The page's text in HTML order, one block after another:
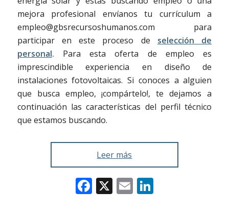
mejora profesional envíanos tu currículum a
empleo@gbsrecursoshumanos.com para
participar en este proceso de selección de
personal. Para esta oferta de empleo es
imprescindible experiencia en diseño de
instalaciones fotovoltaicas. Si conoces a alguien
que busca empleo, ¡compártelo!, te dejamos a
continuación las características del perfil técnico
que estamos buscando.
Leer más
Facebook
X EmailLinkedIn